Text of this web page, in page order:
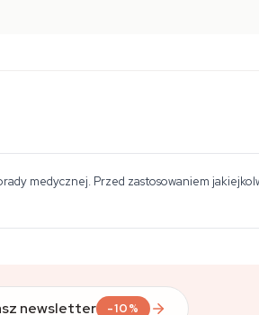
medycznej. Przed zastosowaniem
newsletter -10%